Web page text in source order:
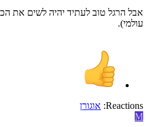
אבל הרגל טוב לעתיד יהיה לשים את
עולמי).
Reactions: אוגורן
M